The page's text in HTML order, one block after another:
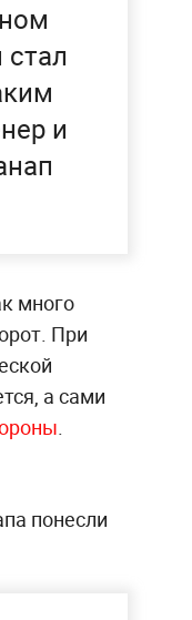
и
много
При
а сами
.
понесли